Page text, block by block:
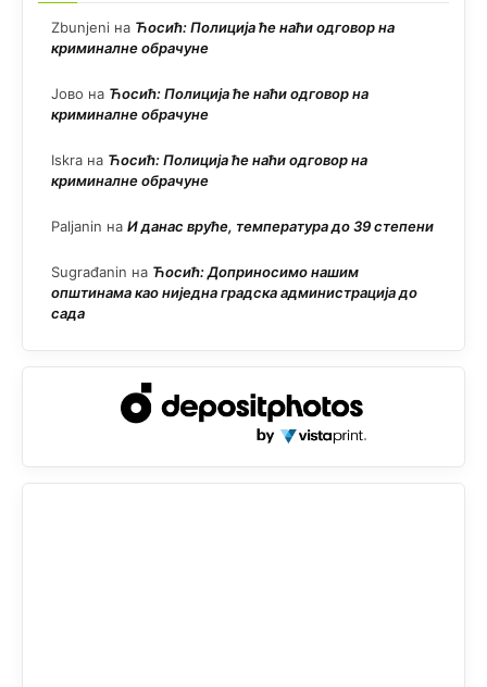
Zbunjeni на Ћосић: Полиција ће наћи одговор на
криминалне обрачуне
Јово на Ћосић: Полиција ће наћи одговор на
криминалне обрачуне
Iskra на Ћосић: Полиција ће наћи одговор на
криминалне обрачуне
Paljanin на И данас вруће, температура до 39 степени
Sugrađanin на Ћосић: Доприносимо нашим
општинама као ниједна градска администрација до
сада